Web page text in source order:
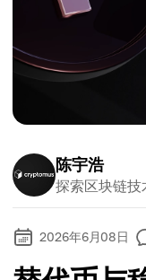
陈宇浩
探索区块链
2026年6月08日